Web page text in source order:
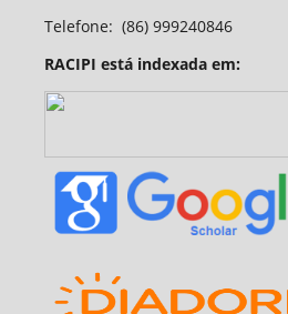
Telefone: (86) 999240846
RACIPI está indexada em: